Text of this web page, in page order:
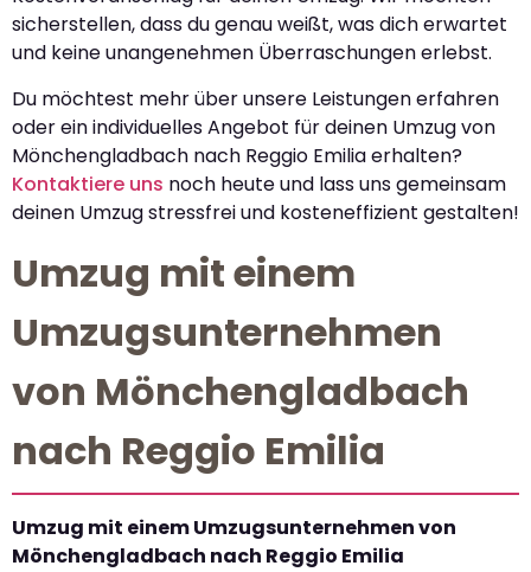
sicherstellen, dass du genau weißt, was dich erwartet
und keine unangenehmen Überraschungen erlebst.
Du möchtest mehr über unsere Leistungen erfahren
oder ein individuelles Angebot für deinen Umzug von
Mönchengladbach nach Reggio Emilia erhalten?
Kontaktiere uns noch heute und lass uns gemeinsam
deinen Umzug stressfrei und kosteneffizient gestalten!
Umzug mit einem
Umzugsunternehmen
von Mönchengladbach
nach Reggio Emilia
Umzug mit einem Umzugsunternehmen von
Mönchengladbach nach Reggio Emilia